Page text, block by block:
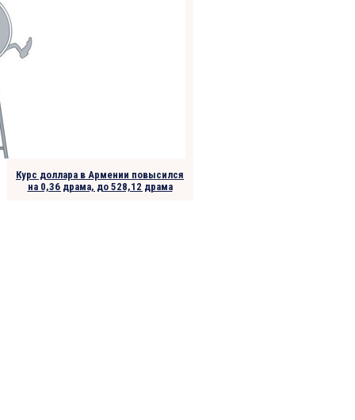
Курс доллара в Армении повысился
на 0,36 драма, до 528,12 драма